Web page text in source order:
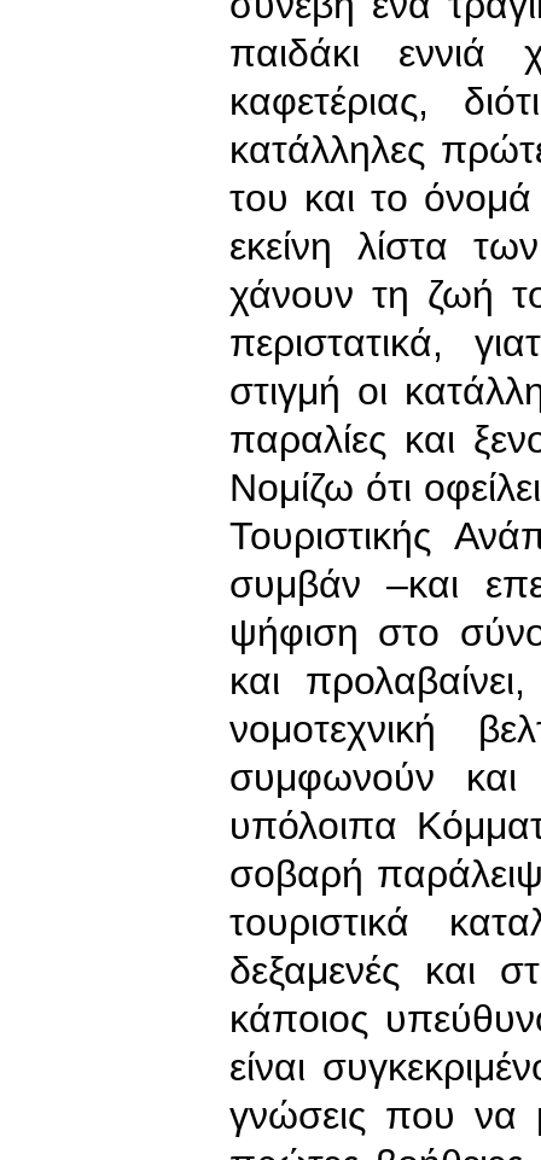
παιδάκι
καφετέριας,
κατάλληλες
του και το
εκείνη λίστα
χάνουν τη ζωή
περιστατικά,
στιγμή οι
παραλίες και
Νομίζω ότι
Τουριστικής
συμβάν –και
ψήφιση στο
και
νομοτεχνική
συμφωνούν
υπόλοιπα
σοβαρή
τουριστικά
δεξαμενές και
κάποιος
είναι
γνώσεις που να